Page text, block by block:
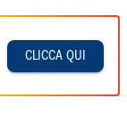
CLICCA QUI